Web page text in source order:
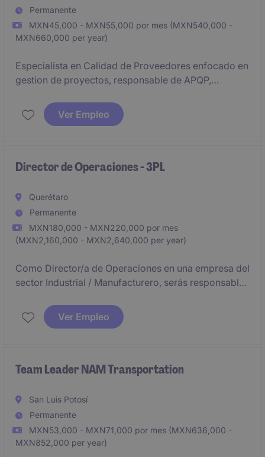
Permanente
MXN45,000 - MXN55,000 por mes (MXN540,000 -
MXN660,000 per year)
Especialista en Calidad de Proveedores enfocado en
gestion de proyectos, responsable de APQP,
para asegurar cumplimiento de estandares
automotrices. Interaccion directa con OEMs y
SAP y herramientas de Office.
Ver Empleo
Director de Operaciones - 3PL
Querétaro
Permanente
MXN180,000 - MXN220,000 por mes
(MXN2,160,000 - MXN2,640,000 per year)
Como Director/a de Operaciones en una empresa del
sector Industrial / Manufacturero, serás responsable
eficiencia operativa y el cumplimiento de los
objetivos estratégicos. Este puesto es clave para
Ver Empleo
Team Leader NAM Transportation
San Luis Potosí
Permanente
MXN53,000 - MXN71,000 por mes (MXN636,000 -
MXN852,000 per year)